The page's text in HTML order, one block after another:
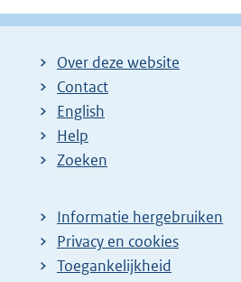
g
Over deze website
Contact
English
Help
Zoeken
Informatie hergebruiken
Privacy en cookies
Toegankelijkheid